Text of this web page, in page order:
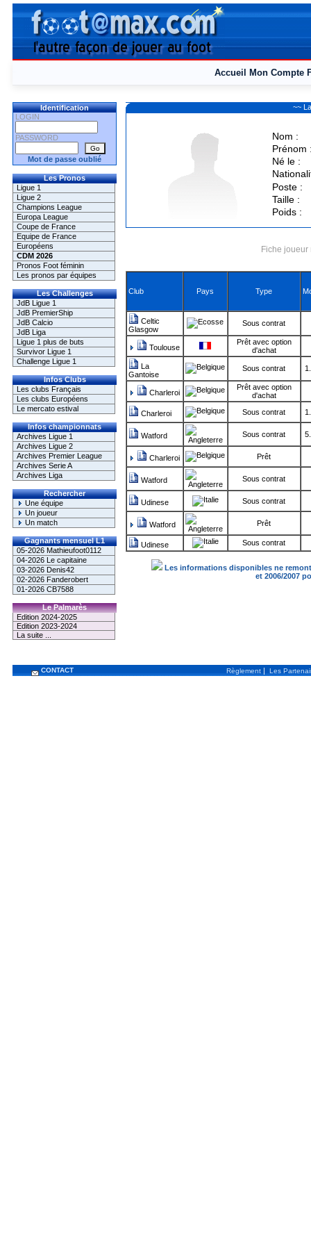
Accueil Mon Compte
Identification
LOGIN
PASSWORD
Mot de passe oublié
Les Pronos
Ligue 1
Ligue 2
Champions League
Europa League
Coupe de France
Equipe de France
Européens
CDM 2026
Pronos Foot féminin
Les pronos par équipes
Les Challenges
JdB Ligue 1
JdB PremierShip
JdB Calcio
JdB Liga
Ligue 1 plus de buts
Survivor Ligue 1
Challenge Ligue 1
Infos Clubs
Les clubs Français
Les clubs Européens
Le mercato estival
Infos championnats
Archives Ligue 1
Archives Ligue 2
Archives Premier League
Archives Serie A
Archives Liga
Rechercher
Une équipe
Un joueur
Un match
Gagnants mensuel L1
05-2026 Mathieufoot0112
04-2026 Le capitaine
03-2026 Denis42
02-2026 Fanderobert
01-2026 CB7588
Le Palmarès
Edition 2024-2025
Edition 2023-2024
La suite ...
~~
Nom :
Prénom
Né le :
Poste :
Taille :
Poids :
Fiche
Club Pays Type
Celtic
Glasgow
Sous contrat
Toulouse
Prêt avec option
d'achat
La
Gantoise
Sous contrat
Charleroi
Prêt avec option
d'achat
Charleroi Sous contrat
Watford Sous contrat
Charleroi Prêt
Watford Sous contrat
Udinese Sous contrat
Watford Prêt
Udinese Sous contrat
Les informations disponibles ne
et 2006/2007
CONTACT Règlement | Les